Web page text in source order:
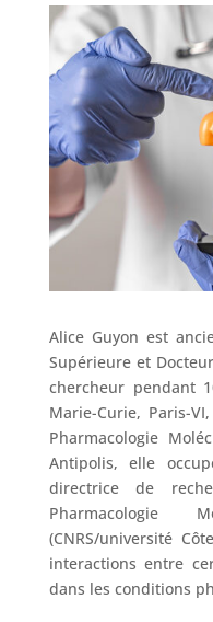
Alice Guyon est
Supérieure et
chercheur pendant
Marie-Curie, Paris-
Pharmacologie
Antipolis, elle
directrice de
Pharmacologie
(CNRS/université
interactions entre
dans les conditions